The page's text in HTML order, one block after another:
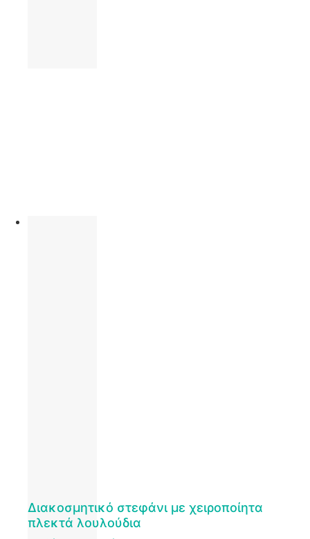
Διακοσμητικό στεφάνι με χειροποίητα
πλεκτά λουλούδια